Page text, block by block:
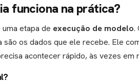
funciona na prática?
etapa de execução de modelo.
são os dados que ele recebe. Ele
acontecer rápido, às vezes em